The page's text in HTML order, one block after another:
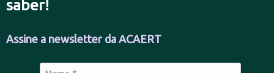
saber!
Assine a newsletter da ACAERT
FALE CONOSCO